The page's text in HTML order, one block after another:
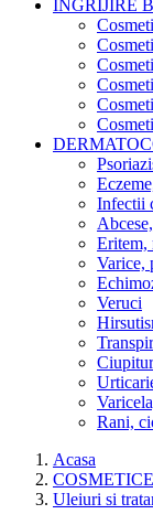
INGRIJIRE
Infectii
Eritem,
Varice,
Veruci
Rani,
Acasa
Uleiuri si